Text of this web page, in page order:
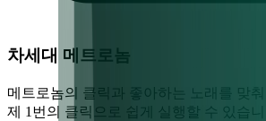
차세대 메트로놈
메트로놈의 클릭과 좋아하는 노래를 맞춰
제 1번의 클릭으로 쉽게 실행할 수 있습